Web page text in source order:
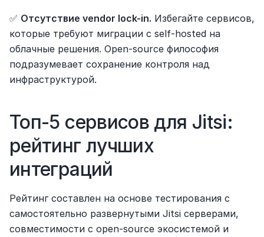
✅ Отсутствие vendor lock-in. Избегайте сервисов,
которые требуют миграции с self-hosted на
облачные решения. Open-source философия
подразумевает сохранение контроля над
инфраструктурой.
Топ-5 сервисов для Jitsi:
рейтинг лучших
интеграций
Рейтинг составлен на основе тестирования с
самостоятельно развернутыми Jitsi серверами,
совместимости с open-source экосистемой и